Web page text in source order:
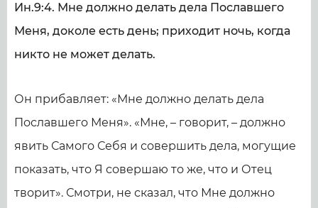
Ин.9:4. Мне должно делать дела Пославшего
Меня, доколе есть день; приходит ночь, когда
никто не может делать.
Он прибавляет: «Мне должно делать дела
Пославшего Меня». «Мне, – говорит, – должно
явить Самого Себя и совершить дела, могущие
показать, что Я совершаю то же, что и Отец
творит». Смотри, не сказал, что Мне должно